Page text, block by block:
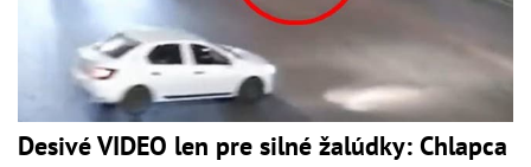
Desivé VIDEO len pre silné žalúdky: Chlapca